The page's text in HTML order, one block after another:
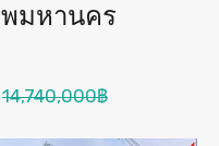
พมหานคร
14,740,000฿